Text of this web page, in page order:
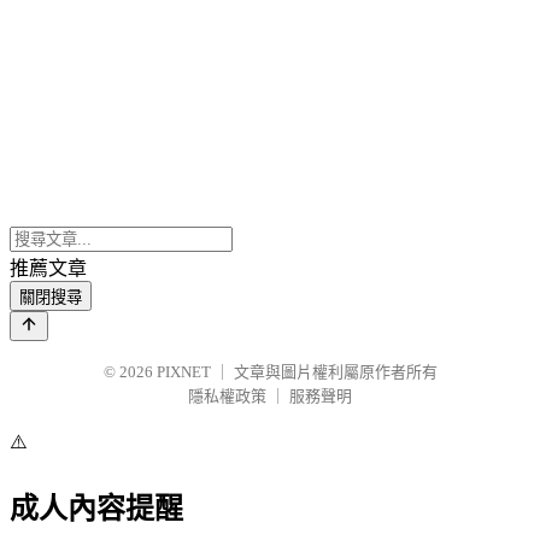
推薦文章
關閉搜尋
© 2026 PIXNET
文章與圖片權利屬原作者所有
隱私權政策
服務聲明
⚠️
成人內容提醒